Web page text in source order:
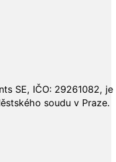
SE, IČO: 29261082,
soudu v Praze.